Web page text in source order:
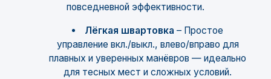
повседневной эффективности.
Лёгкая швартовка – Простое
управление вкл./выкл., влево/вправо для
плавных и уверенных манёвров — идеально
для тесных мест и сложных условий.